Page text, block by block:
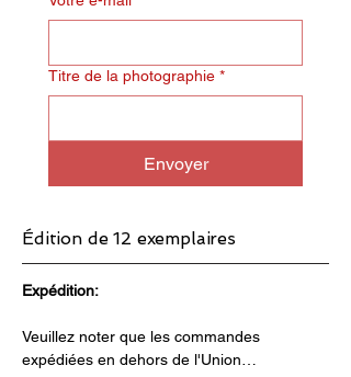
Titre de la photographie *
Envoyer
Édition de 12 exemplaires
Expédition:
Veuillez noter que les commandes
expédiées en dehors de l'Union…